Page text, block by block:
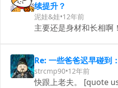
续提升？
泥娃&娃•12年前
主要还是身材和长相啊！
Re: 一些爸爸迟早碰到
strcmp90•12年前
快跟上老夫。 [quote